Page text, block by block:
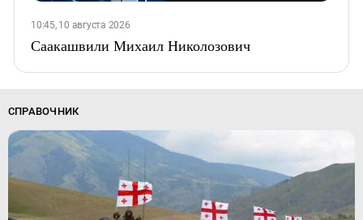
10:45, 10 августа 2026
Саакашвили Михаил Николозович
СПРАВОЧНИК